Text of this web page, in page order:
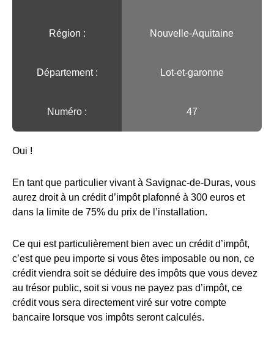
Région :️ Nouvelle-Aquitaine
Département : Lot-et-garonne
Numéro : 47
Oui !
En tant que particulier vivant à Savignac-de-Duras, vous
aurez droit à un crédit d’impôt plafonné à 300 euros et
dans la limite de 75% du prix de l’installation.
Ce qui est particulièrement bien avec un crédit d’impôt,
c’est que peu importe si vous êtes imposable ou non, ce
crédit viendra soit se déduire des impôts que vous devez
au trésor public, soit si vous ne payez pas d’impôt, ce
crédit vous sera directement viré sur votre compte
bancaire lorsque vos impôts seront calculés.